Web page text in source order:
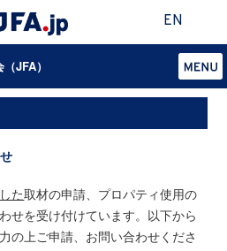
EN
JFA）
た取材の申請、プロパティ使用の
せを受け付けています。以下から
の上ご申請、お問い合わせくださ